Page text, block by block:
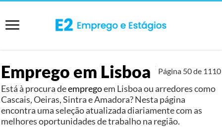
Emprego em Lisboa Página 50 de 1110
Está à procura deempregoem Lisboa ou arredores como
Cascais, Oeiras, Sintra e Amadora? Nesta página
encontra uma seleção atualizada diariamente com as
melhores oportunidades de trabalho na região.